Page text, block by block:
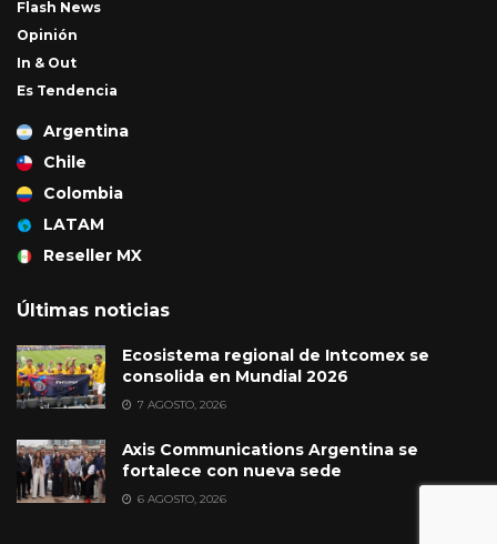
Flash News
Opinión
In & Out
Es Tendencia
Argentina
Chile
Colombia
LATAM
Reseller MX
Últimas noticias
Ecosistema regional de Intcomex se
consolida en Mundial 2026
7 AGOSTO, 2026
Axis Communications Argentina se
fortalece con nueva sede
6 AGOSTO, 2026